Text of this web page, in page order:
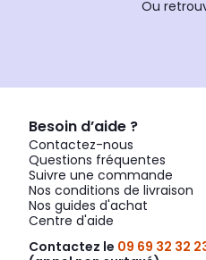
Ou
Besoin d’aide ?
Contactez-nous
Questions fréquentes
Suivre une commande
Nos conditions de livraison
Nos guides d'achat
Centre d'aide
Contactez le 09 69 32 32